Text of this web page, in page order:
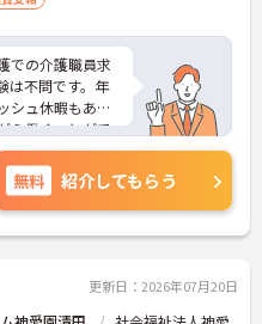
での介護職員求
は不問です。年
シュ休暇もある
ら働くことがで
対策ポイント
気軽にご相談
無料 紹介してもらう
更新日：2026年07月20日